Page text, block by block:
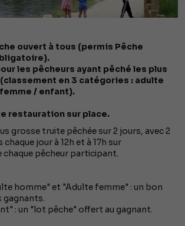
ouvert à tous (permis Pêche
les pêcheurs ayant pêché les plus
en 3 catégories : adulte
/ enfant).
restauration sur place.
grosse truite pêchée sur 2 jours, avec 2
jour à 12h et à 17h sur
pêcheur participant.
homme" et "Adulte femme" : un bon
gagnants.
: un "lot pêche" offert au gagnant.